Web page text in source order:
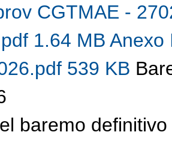
CGTMAE -
1.64 MB Anexo
539 KB
baremo